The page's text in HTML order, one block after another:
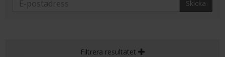
Skicka
Filtrera resultatet